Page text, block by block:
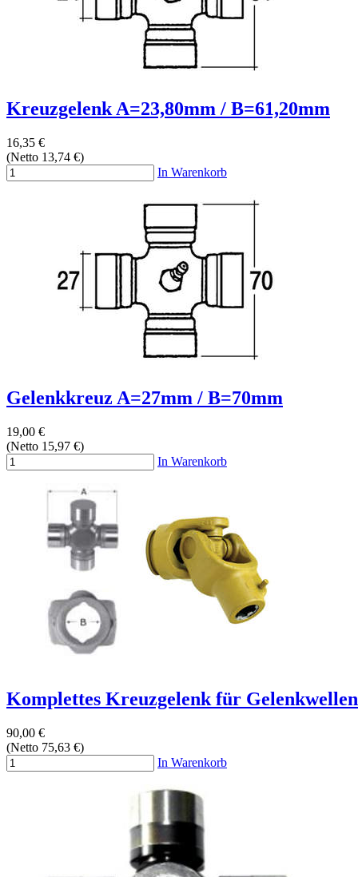
Kreuzgelenk A=23,80mm / B=61,20mm
16,35 €
(Netto 13,74 €)
In Warenkorb
Gelenkkreuz A=27mm / B=70mm
19,00 €
(Netto 15,97 €)
In Warenkorb
Komplettes Kreuzgelenk für
90,00 €
(Netto 75,63 €)
In Warenkorb